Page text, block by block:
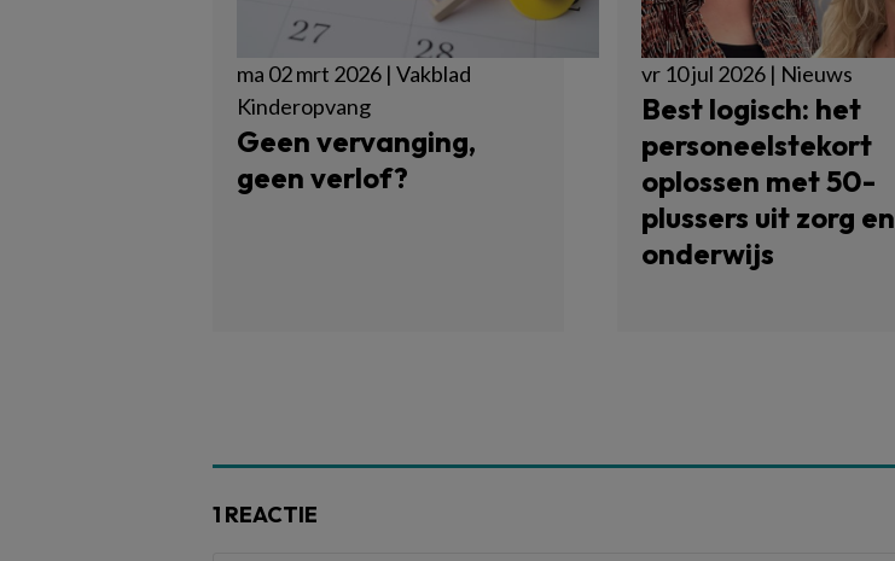
ma 02 mrt 2026 | Vakblad
Kinderopvang
Geen vervanging,
geen verlof?
vr 10 jul 2026 | Nieuws
Best logisch: het
personeelstekort
oplossen met 50-
plussers uit zorg en
onderwijs
1 REACTIE